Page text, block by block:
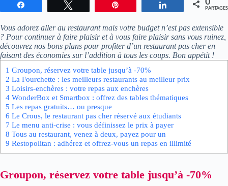
Enregistrer Partagez 0
PARTAGES
Vous adorez aller au restaurant mais votre budget n’est pas extensible
? Pour continuer à faire plaisir et à vous faire plaisir sans vous ruinez,
découvrez nos bons plans pour profiter d’un restaurant pas cher en
faisant des économies sur l’addition à tous les coups. Bon appétit !
1 Groupon, réservez votre table jusqu’à -70%
2 La Fourchette : les meilleurs restaurants au meilleur prix
3 Loisirs-enchères : votre repas aux enchères
4 WonderBox et Smartbox : offrez des tables thématiques
5 Les repas gratuits… ou presque
6 Le Crous, le restaurant pas cher réservé aux étudiants
7 Le menu anti-crise : vous définissez le prix à payer
8 Tous au restaurant, venez à deux, payez pour un
9 Restopolitan : adhérez et offrez-vous un repas en illimité
Groupon, réservez votre table jusqu’à -70%